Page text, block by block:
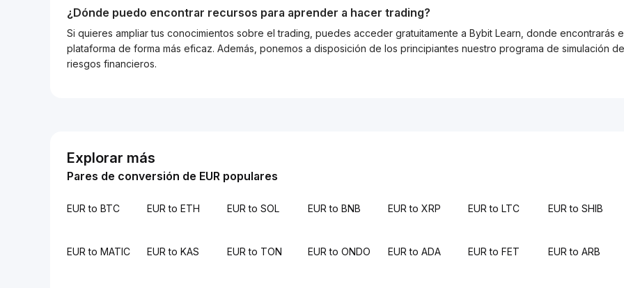
¿Dónde puedo encontrar recursos para aprender a hacer trading?
Si quieres ampliar tus conocimientos sobre el trading, puedes acceder gratuitamente a Bybit Learn, donde encontrarás
plataforma de forma más eficaz. Además, ponemos a disposición de los principiantes nuestro programa de simulación
riesgos financieros.
Explorar más
Pares de conversión de EUR populares
EUR to BTC EUR to ETH EUR to SOL EUR to BNB EUR to XRP EUR to LTC EUR to SHIB
EUR to MATIC EUR to KAS EUR to TON EUR to ONDO EUR to ADA EUR to FET EUR to ARB